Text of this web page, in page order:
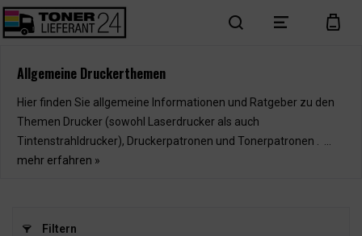
search menu cart
Allgemeine Druckerthemen
Hier finden Sie allgemeine Informationen und Ratgeber zu den
Themen Drucker (sowohl Laserdrucker als auch
Tintenstrahldrucker), Druckerpatronen und Tonerpatronen . ...
mehr erfahren »
Filtern